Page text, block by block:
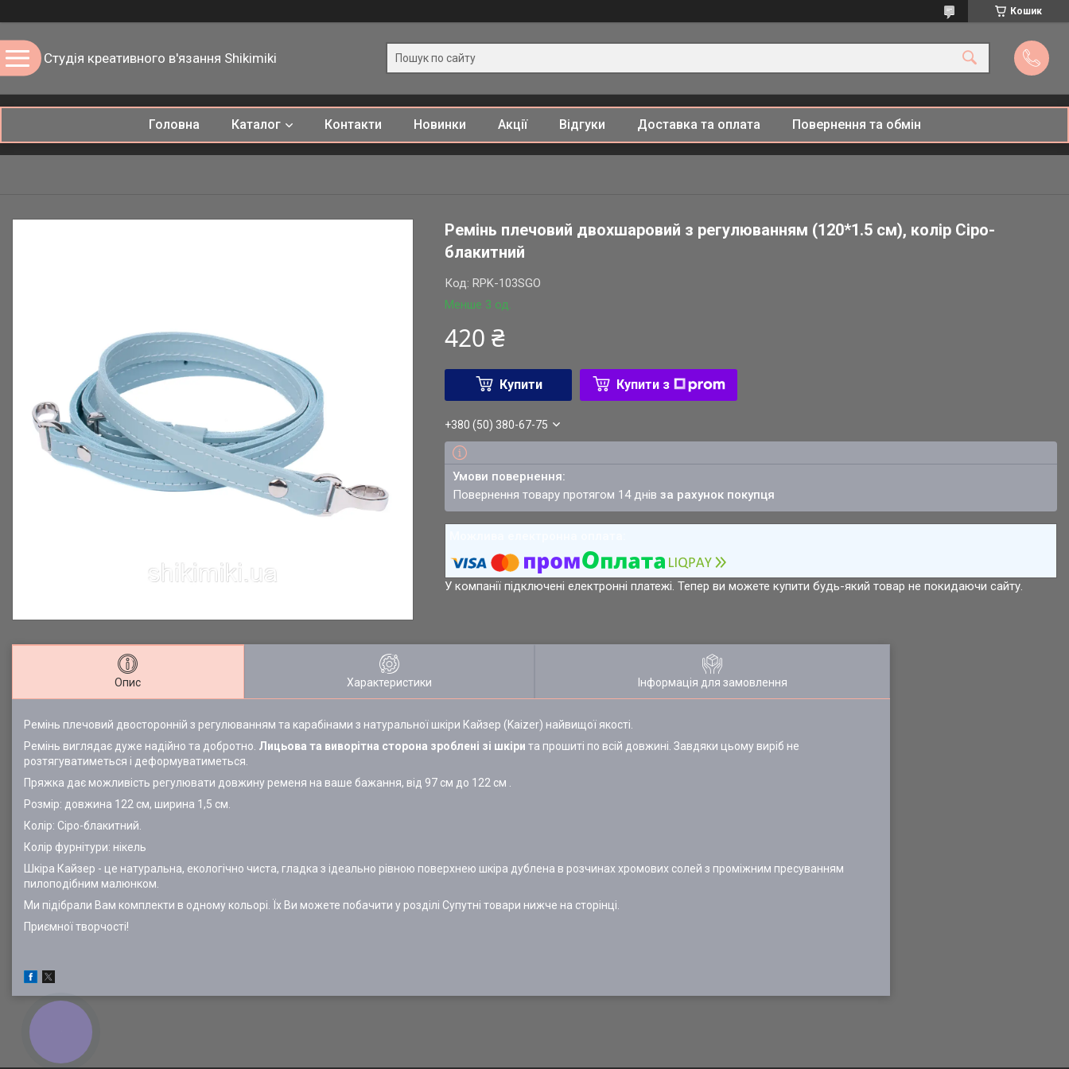
Кошик
Студія креативного в'язання Shikimiki
Головна Каталог Контакти Новинки Акції Відгуки Доставка та оплата Повернення та обмін
Ремінь плечовий двохшаровий з регулюванням (120*1.5 см), колір Сіро-
блакитний
Менше 3 од.
Код:RPK-103SGO
420 ₴
Купити Купити з
+380 (50) 380-67-75
повернення товару протягом 14 днівза рахунок покупця
У компанії підключені електронні платежі. Тепер ви можете купити будь-який товар не покидаючи сайту.
Опис Характеристики Інформація для замовлення
Ремінь плечовий двосторонній з регулюванням та карабінами з натуральної шкіри Кайзер (Kaizer) найвищої якості.
Ремінь виглядає дуже надійно та добротно. Лицьова та виворітна сторона зроблені зі шкіри та прошиті по всій довжині. Завдяки цьому виріб не
розтягуватиметься і деформуватиметься.
Пряжка дає можливість регулювати довжину ременя на ваше бажання, від 97 см до 122 см .
Розмір: довжина 122 см, ширина 1,5 см.
Колір: Сіро-блакитний.
Колір фурнітури: нікель
Шкіра Кайзер - це натуральна, екологічно чиста, гладка з ідеально рівною поверхнею шкіра дублена в розчинах хромових солей з проміжним пресуванням
пилоподібним малюнком.
Ми підібрали Вам комплекти в одному кольорі. Їх Ви можете побачити у розділі Супутні товари нижче на сторінці.
Приємної творчості!